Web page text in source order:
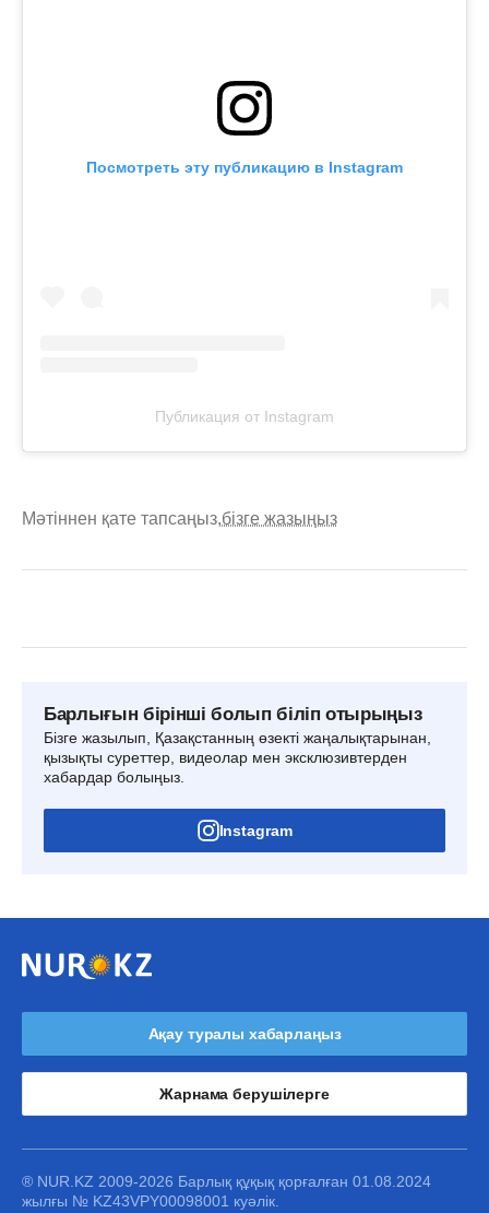
Посмотреть эту публикацию в Instagram
Публикация от Instagram
Мәтіннен қате тапсаңыз,бізге жазыңыз
Барлығын бірінші болып біліп отырыңыз
Бізге жазылып, Қазақстанның өзекті жаңалықтарынан,
қызықты суреттер, видеолар мен эксклюзивтерден
хабардар болыңыз.
Instagram
Ақау туралы хабарлаңыз
Жарнама берушілерге
® NUR.KZ 2009-2026 Барлық құқық қорғалған 01.08.2024
жылғы № KZ43VPY00098001 куәлік.